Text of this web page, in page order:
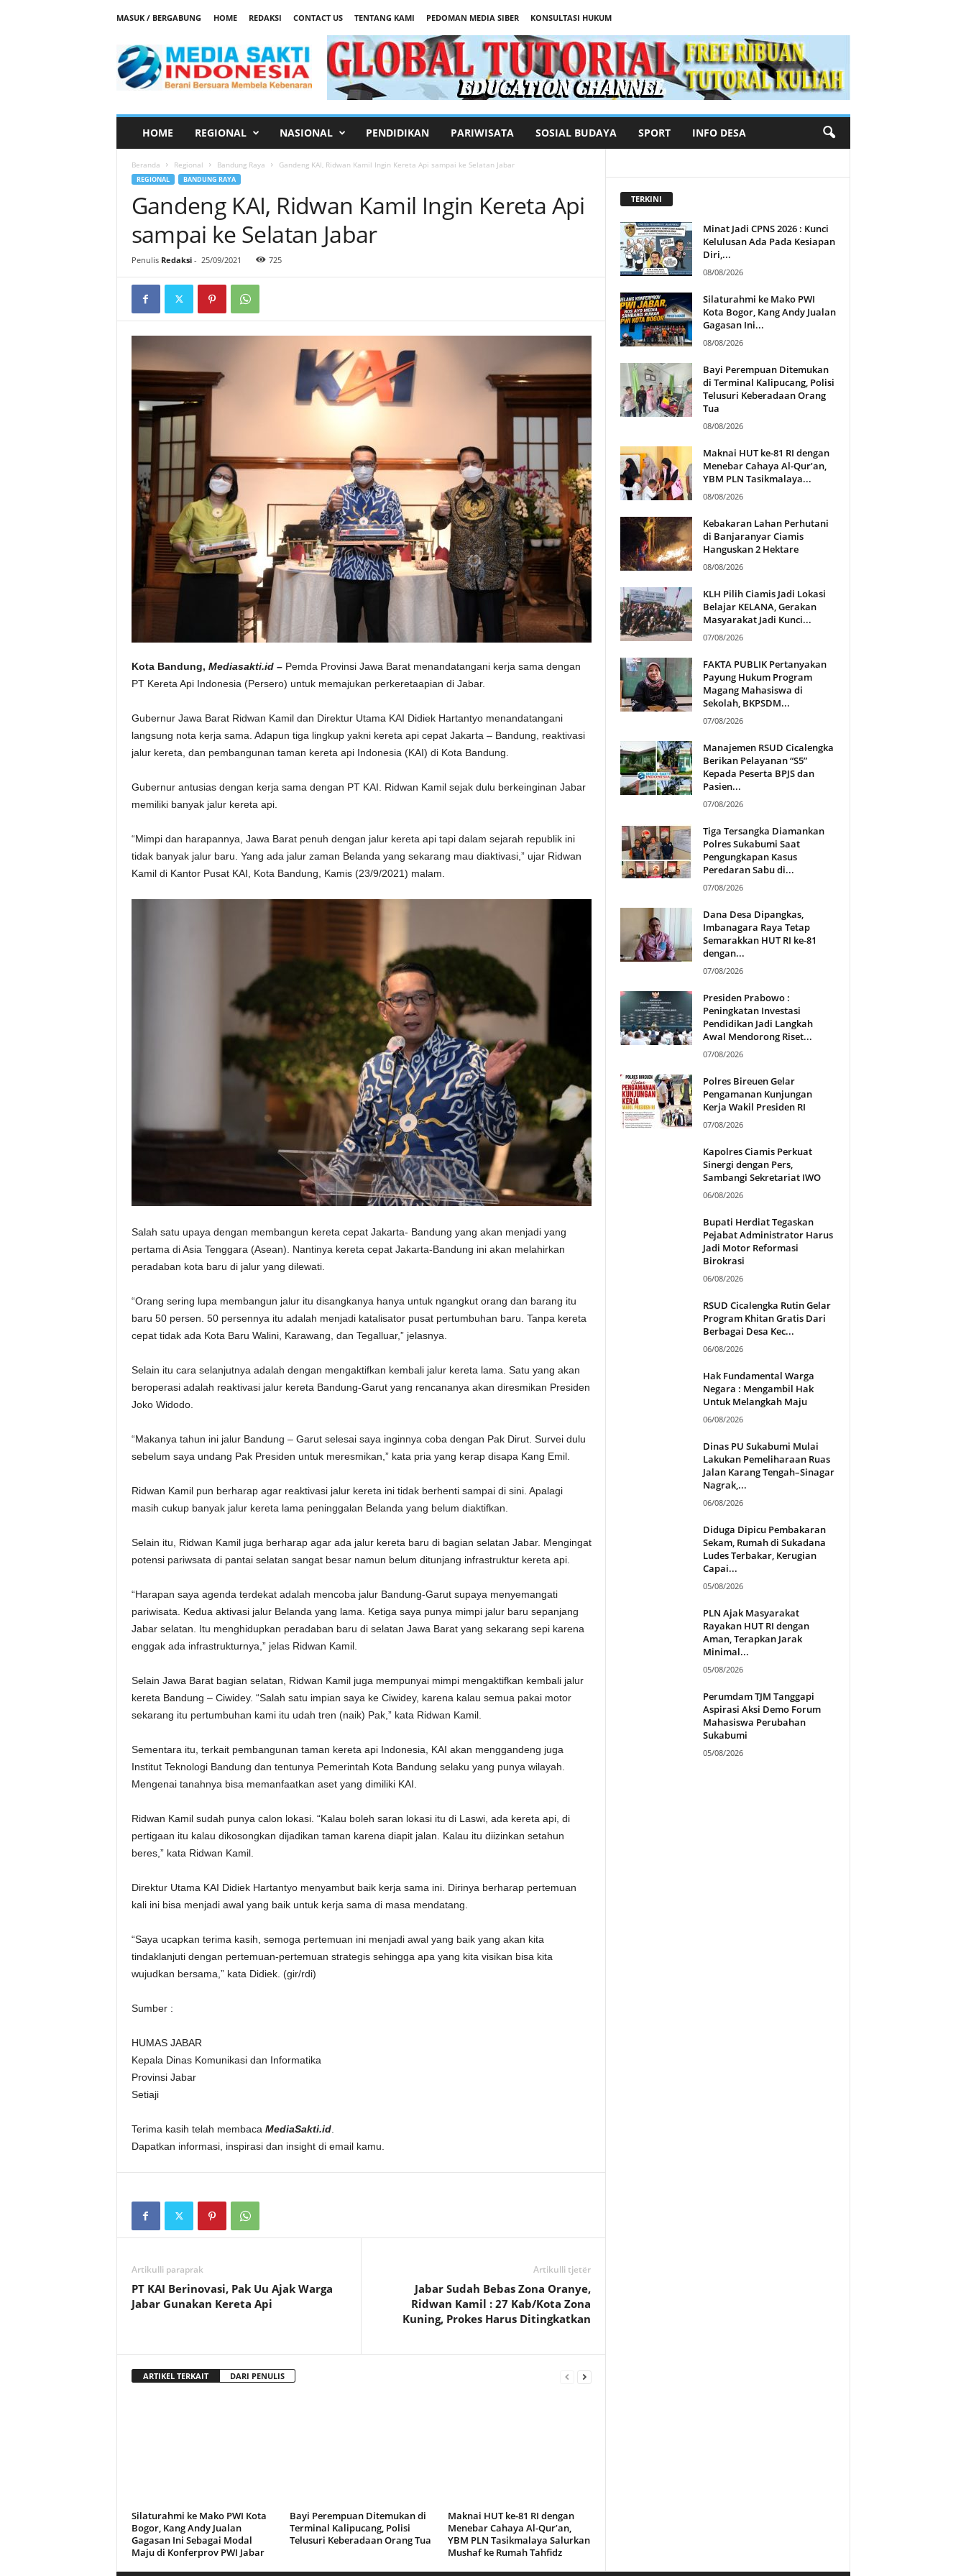
MASUK / BERGABUNG HOME REDAKSI CONTACT US TENTANG KAMI PEDOMAN MEDIA SIBER
KONSULTASI HUKUM
d
HOME REGIONAL NASIONAL PENDIDIKAN PARIWISATA SOSIAL BUDAYA SPORT INFO DESA
Beranda Regional Bandung Raya Gandeng KAI, Ridwan Kamil Ingin Kereta Api sampai ke Selatan Jabar
REGIONAL BANDUNG RAYA
Gandeng KAI, Ridwan Kamil Ingin Kereta Api
sampai ke Selatan Jabar
Penulis Redaksi- 25/09/2021 725
Kota Bandung, Mediasakti.id – Pemda Provinsi Jawa Barat menandatangani kerja sama dengan
PT Kereta Api Indonesia (Persero) untuk memajukan perkeretaapian di Jabar.
Gubernur Jawa Barat Ridwan Kamil dan Direktur Utama KAI Didiek Hartantyo menandatangani
langsung nota kerja sama. Adapun tiga lingkup yakni kereta api cepat Jakarta – Bandung, reaktivasi
jalur kereta, dan pembangunan taman kereta api Indonesia (KAI) di Kota Bandung.
Gubernur antusias dengan kerja sama dengan PT KAI. Ridwan Kamil sejak dulu berkeinginan Jabar
memiliki banyak jalur kereta api.
“Mimpi dan harapannya, Jawa Barat penuh dengan jalur kereta api tapi dalam sejarah republik ini
tidak banyak jalur baru. Yang ada jalur zaman Belanda yang sekarang mau diaktivasi,” ujar Ridwan
Kamil di Kantor Pusat KAI, Kota Bandung, Kamis (23/9/2021) malam.
Salah satu upaya dengan membangun kereta cepat Jakarta- Bandung yang akan menjadi yang
pertama di Asia Tenggara (Asean). Nantinya kereta cepat Jakarta-Bandung ini akan melahirkan
peradaban kota baru di jalur yang dilewati.
“Orang sering lupa membangun jalur itu disangkanya hanya untuk ngangkut orang dan barang itu
baru 50 persen. 50 persennya itu adalah menjadi katalisator pusat pertumbuhan baru. Tanpa kereta
cepat tidak ada Kota Baru Walini, Karawang, dan Tegalluar,” jelasnya.
Selain itu cara selanjutnya adalah dengan mengaktifkan kembali jalur kereta lama. Satu yang akan
beroperasi adalah reaktivasi jalur kereta Bandung-Garut yang rencananya akan diresmikan Presiden
Joko Widodo.
“Makanya tahun ini jalur Bandung – Garut selesai saya inginnya coba dengan Pak Dirut. Survei dulu
sebelum saya undang Pak Presiden untuk meresmikan,” kata pria yang kerap disapa Kang Emil.
Ridwan Kamil pun berharap agar reaktivasi jalur kereta ini tidak berhenti sampai di sini. Apalagi
masih cukup banyak jalur kereta lama peninggalan Belanda yang belum diaktifkan.
Selain itu, Ridwan Kamil juga berharap agar ada jalur kereta baru di bagian selatan Jabar. Mengingat
potensi pariwsata di pantai selatan sangat besar namun belum ditunjang infrastruktur kereta api.
“Harapan saya agenda terdekat adalah mencoba jalur Bandung-Garut supaya menyemangati
pariwisata. Kedua aktivasi jalur Belanda yang lama. Ketiga saya punya mimpi jalur baru sepanjang
Jabar selatan. Itu menghidupkan peradaban baru di selatan Jawa Barat yang sekarang sepi karena
enggak ada infrastrukturnya,” jelas Ridwan Kamil.
Selain Jawa Barat bagian selatan, Ridwan Kamil juga mempunyai mimpi mengaktifkan kembali jalur
kereta Bandung – Ciwidey. “Salah satu impian saya ke Ciwidey, karena kalau semua pakai motor
sekarang itu pertumbuhan kami itu udah tren (naik) Pak,” kata Ridwan Kamil.
Sementara itu, terkait pembangunan taman kereta api Indonesia, KAI akan menggandeng juga
Institut Teknologi Bandung dan tentunya Pemerintah Kota Bandung selaku yang punya wilayah.
Mengenai tanahnya bisa memanfaatkan aset yang dimiliki KAI.
Ridwan Kamil sudah punya calon lokasi. “Kalau boleh saran lokasi itu di Laswi, ada kereta api, di
pertigaan itu kalau dikosongkan dijadikan taman karena diapit jalan. Kalau itu diizinkan setahun
beres,” kata Ridwan Kamil.
Direktur Utama KAI Didiek Hartantyo menyambut baik kerja sama ini. Dirinya berharap pertemuan
kali ini bisa menjadi awal yang baik untuk kerja sama di masa mendatang.
“Saya ucapkan terima kasih, semoga pertemuan ini menjadi awal yang baik yang akan kita
tindaklanjuti dengan pertemuan-pertemuan strategis sehingga apa yang kita visikan bisa kita
wujudkan bersama,” kata Didiek. (gir/rdi)
Sumber :
HUMAS JABAR
Kepala Dinas Komunikasi dan Informatika
Provinsi Jabar
Setiaji
Terima kasih telah membaca MediaSakti.id.
Dapatkan informasi, inspirasi dan insight di email kamu.
Artikulli paraprak
PT KAI Berinovasi, Pak Uu Ajak Warga
Jabar Gunakan Kereta Api
Artikulli tjetër
Jabar Sudah Bebas Zona Oranye,
Ridwan Kamil : 27 Kab/Kota Zona
Kuning, Prokes Harus Ditingkatkan
ARTIKEL TERKAIT DARI PENULIS
Silaturahmi ke Mako PWI Kota
Bogor, Kang Andy Jualan
Gagasan Ini Sebagai Modal
Maju di Konferprov PWI Jabar
Bayi Perempuan Ditemukan di
Terminal Kalipucang, Polisi
Telusuri Keberadaan Orang Tua
Maknai HUT ke-81 RI dengan
Menebar Cahaya Al-Qur’an,
YBM PLN Tasikmalaya Salurkan
Mushaf ke Rumah Tahfidz
TERKINI
Minat Jadi CPNS 2026 : Kunci
Kelulusan Ada Pada Kesiapan
Diri,...
08/08/2026
Silaturahmi ke Mako PWI
Kota Bogor, Kang Andy Jualan
Gagasan Ini...
08/08/2026
Bayi Perempuan Ditemukan
di Terminal Kalipucang, Polisi
Telusuri Keberadaan Orang
Tua
08/08/2026
Maknai HUT ke-81 RI dengan
Menebar Cahaya Al-Qur’an,
YBM PLN Tasikmalaya...
08/08/2026
Kebakaran Lahan Perhutani
di Banjaranyar Ciamis
Hanguskan 2 Hektare
08/08/2026
KLH Pilih Ciamis Jadi Lokasi
Belajar KELANA, Gerakan
Masyarakat Jadi Kunci...
07/08/2026
FAKTA PUBLIK Pertanyakan
Payung Hukum Program
Magang Mahasiswa di
Sekolah, BKPSDM...
07/08/2026
Manajemen RSUD Cicalengka
Berikan Pelayanan “S5”
Kepada Peserta BPJS dan
Pasien...
07/08/2026
Tiga Tersangka Diamankan
Polres Sukabumi Saat
Pengungkapan Kasus
Peredaran Sabu di...
07/08/2026
Dana Desa Dipangkas,
Imbanagara Raya Tetap
Semarakkan HUT RI ke-81
dengan...
07/08/2026
Presiden Prabowo :
Peningkatan Investasi
Pendidikan Jadi Langkah
Awal Mendorong Riset...
07/08/2026
Polres Bireuen Gelar
Pengamanan Kunjungan
Kerja Wakil Presiden RI
07/08/2026
Kapolres Ciamis Perkuat
Sinergi dengan Pers,
Sambangi Sekretariat IWO
06/08/2026
Bupati Herdiat Tegaskan
Pejabat Administrator Harus
Jadi Motor Reformasi
Birokrasi
06/08/2026
RSUD Cicalengka Rutin Gelar
Program Khitan Gratis Dari
Berbagai Desa Kec...
06/08/2026
Hak Fundamental Warga
Negara : Mengambil Hak
Untuk Melangkah Maju
06/08/2026
Dinas PU Sukabumi Mulai
Lakukan Pemeliharaan Ruas
Jalan Karang Tengah–Sinagar
Nagrak,...
06/08/2026
Diduga Dipicu Pembakaran
Sekam, Rumah di Sukadana
Ludes Terbakar, Kerugian
Capai...
05/08/2026
PLN Ajak Masyarakat
Rayakan HUT RI dengan
Aman, Terapkan Jarak
Minimal...
05/08/2026
Perumdam TJM Tanggapi
Aspirasi Aksi Demo Forum
Mahasiswa Perubahan
Sukabumi
05/08/2026